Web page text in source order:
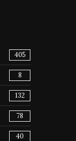
405
8
132
78
40